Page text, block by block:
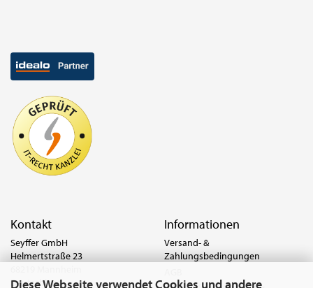
Diese Webseite verwendet Cookies und andere
Kontakt
Seyffer GmbH
Helmertstraße 23
Deutschland
Informationen
Versand- &
Zahlungsbedingungen